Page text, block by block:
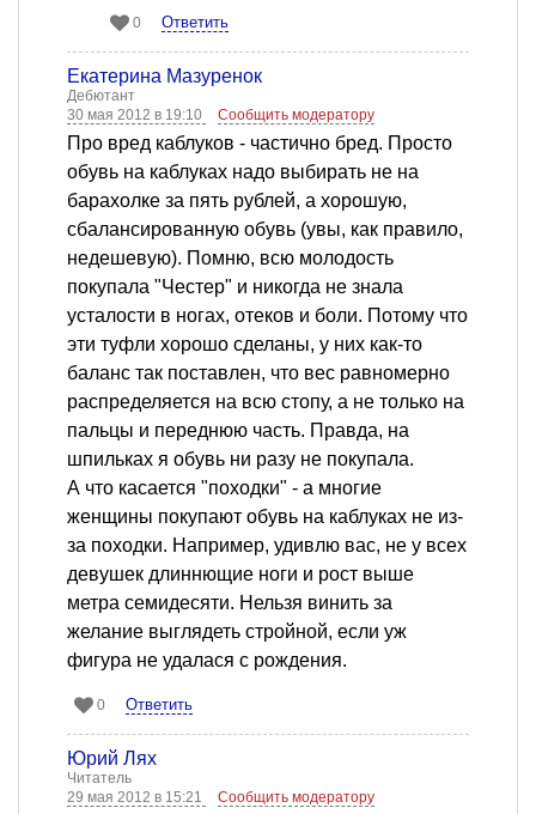
0 Ответить
Екатерина Мазуренок
Дебютант
30 мая 2012 в 19:10
Сообщить модератору
Про вред каблуков - частично бред. Просто
обувь на каблуках надо выбирать не на
барахолке за пять рублей, а хорошую,
сбалансированную обувь (увы, как правило,
недешевую). Помню, всю молодость
покупала "Честер" и никогда не знала
усталости в ногах, отеков и боли. Потому что
эти туфли хорошо сделаны, у них как-то
баланс так поставлен, что вес равномерно
распределяется на всю стопу, а не только на
пальцы и переднюю часть. Правда, на
шпильках я обувь ни разу не покупала.
А что касается "походки" - а многие
женщины покупают обувь на каблуках не из-
за походки. Например, удивлю вас, не у всех
девушек длиннющие ноги и рост выше
метра семидесяти. Нельзя винить за
желание выглядеть стройной, если уж
фигура не удалася с рождения.
0 Ответить
Юрий Лях
Читатель
29 мая 2012 в 15:21
Сообщить модератору